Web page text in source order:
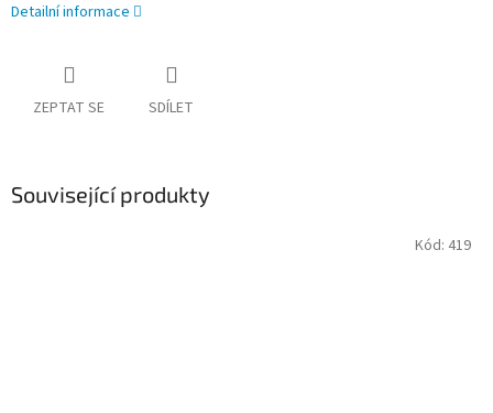
Detailní informace
ZEPTAT SE SDÍLET
Související produkty
Kód: 419